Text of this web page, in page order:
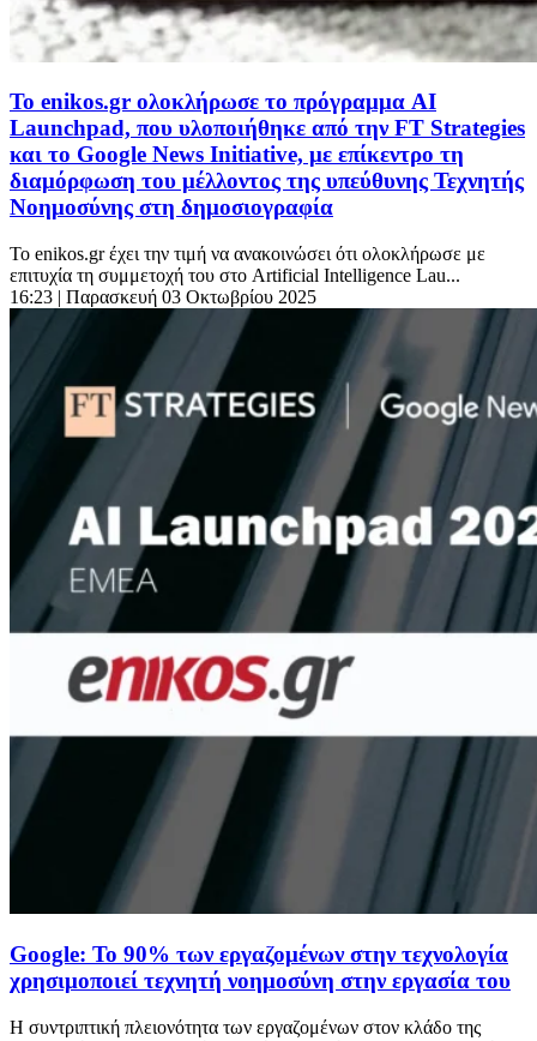
Το enikos.gr ολοκλήρωσε το πρόγραμμα AI
Launchpad, που υλοποιήθηκε από την FT Strategies
και το Google News Initiative, με επίκεντρο τη
διαμόρφωση του μέλλοντος της υπεύθυνης Τεχνητής
Νοημοσύνης στη δημοσιογραφία
Το enikos.gr έχει την τιμή να ανακοινώσει ότι ολοκλήρωσε με
επιτυχία τη συμμετοχή του στο Artificial Intelligence Lau...
16:23 | Παρασκευή 03 Οκτωβρίου 2025
Google: Το 90% των εργαζομένων στην τεχνολογία
χρησιμοποιεί τεχνητή νοημοσύνη στην εργασία του
Η συντριπτική πλειονότητα των εργαζομένων στον κλάδο της